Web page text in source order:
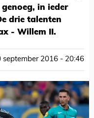
in ieder
drie talenten
- Willem II.
september 2016 - 20:46